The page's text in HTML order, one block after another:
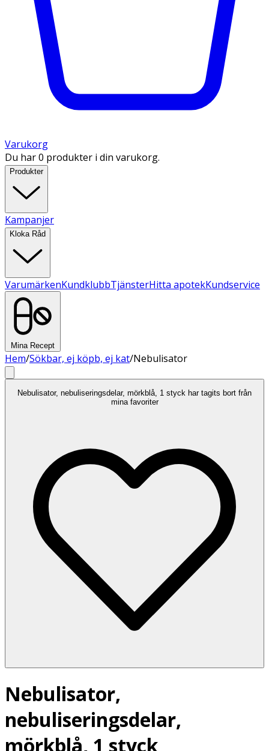
Varukorg
Du har 0 produkter i din varukorg.
Produkter
Kampanjer
Kloka Råd
VarumärkenKundklubbTjänsterHitta apotekKundservice
Mina Recept
Hem/Sökbar, ej köpb, ej kat/Nebulisator
Nebulisator, nebuliseringsdelar, mörkblå, 1 styck har tagits bort från
mina favoriter
Nebulisator,
nebuliseringsdelar,
mörkblå, 1 styck